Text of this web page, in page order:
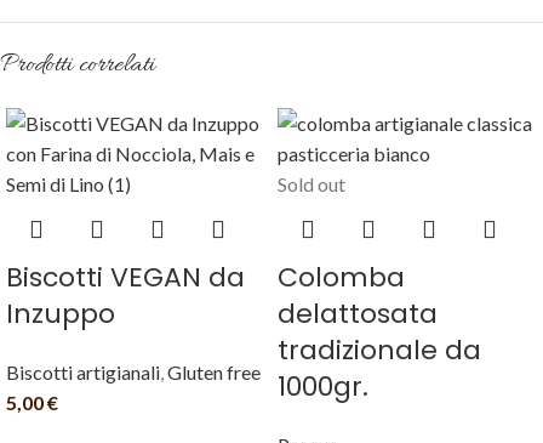
Prodotti correlati
Biscotti VEGAN da
Inzuppo
Biscotti artigianali,Gluten free
5,00€
Sold out
Colomba
delattosata
tradizionale da
1000gr.